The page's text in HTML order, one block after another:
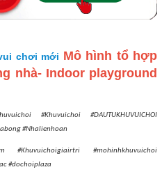
chơi mới Mô hình tổ hợp
nhà- Indoor playground
#Khuvuichoi #DAUTUKHUVUICHOI
#Nhalienhoan
#Khuvuichoigiairtri #mohinhkhuvuichoi
#dochoiplaza